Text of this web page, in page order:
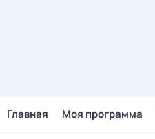
Главная Моя программа